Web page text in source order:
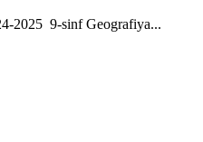
2025 9-sinf Geografiya...